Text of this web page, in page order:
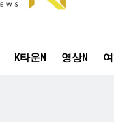
K타운N 영상N